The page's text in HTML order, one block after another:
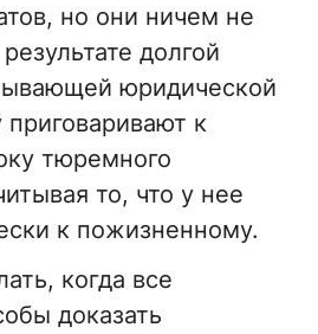
но они ничем не
долгой
юридической
к
тюремного
то, что у нее
к пожизненному.
когда все
доказать